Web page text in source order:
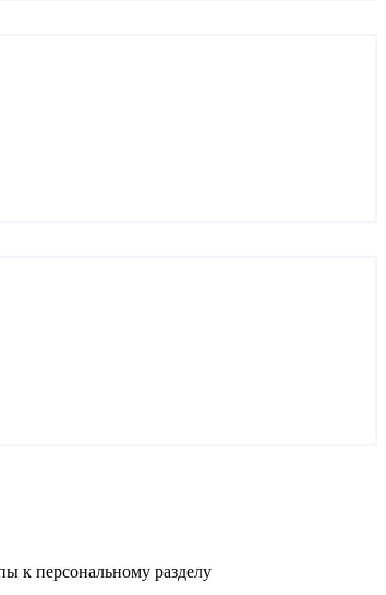
к персональному разделу